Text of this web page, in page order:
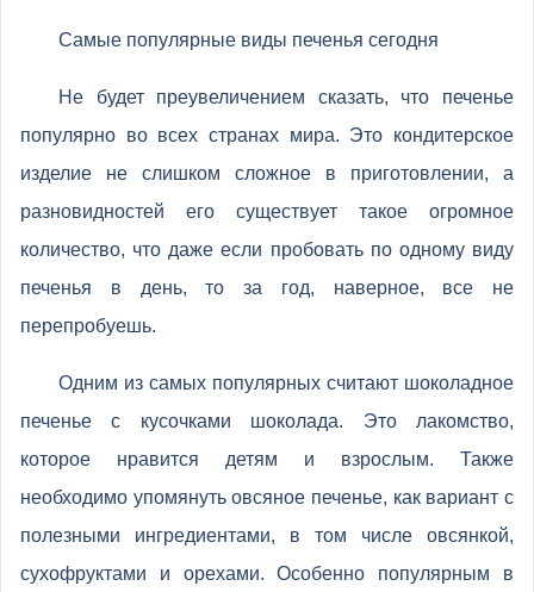
Самые популярные виды печенья сегодня
Не будет преувеличением сказать, что печенье
популярно во всех странах мира. Это кондитерское
изделие не слишком сложное в приготовлении, а
разновидностей его существует такое огромное
количество, что даже если пробовать по одному виду
печенья в день, то за год, наверное, все не
перепробуешь.
Одним из самых популярных считают шоколадное
печенье с кусочками шоколада. Это лакомство,
которое нравится детям и взрослым. Также
необходимо упомянуть овсяное печенье, как вариант с
полезными ингредиентами, в том числе овсянкой,
сухофруктами и орехами. Особенно популярным в